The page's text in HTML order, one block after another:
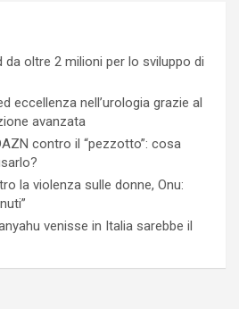
da oltre 2 milioni per lo sviluppo di
eccellenza nell’urologia grazie al
avanzata
contro il “pezzotto”: cosa
la violenza sulle donne, Onu:
venisse in Italia sarebbe il